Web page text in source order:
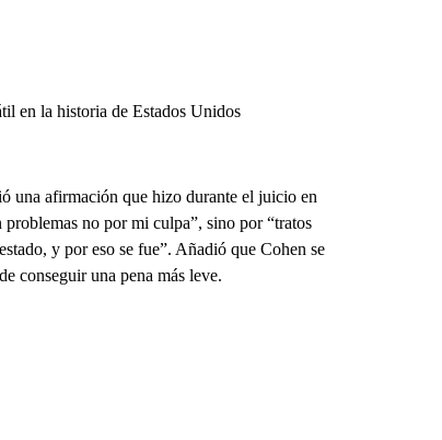
en la historia de Estados Unidos
una afirmación que hizo durante el juicio en
no por mi culpa”, sino por “tratos
y por eso se fue”. Añadió que Cohen se
conseguir una pena más leve.